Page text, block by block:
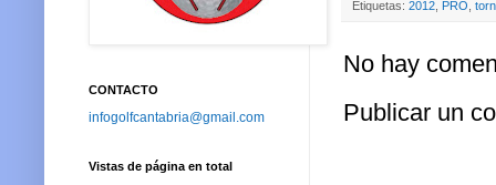
Etiquetas: 2012 PRO
No hay
Publicar un
CONTACTO
infogolfcantabria@gmail.com
Vistas de página en total